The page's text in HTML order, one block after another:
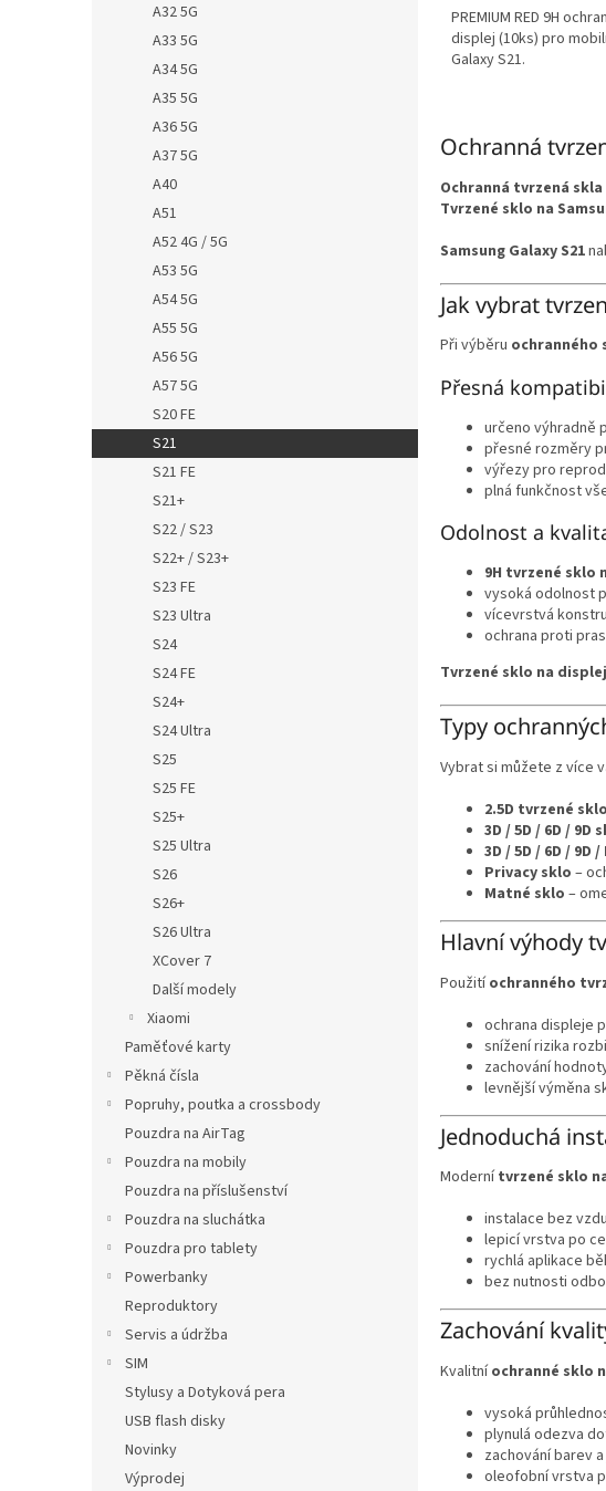
A32 5G
A33 5G
A34 5G
A35 5G
A36 5G
A37 5G
A40
A51
A52 4G / 5G
A53 5G
A54 5G
A55 5G
A56 5G
A57 5G
S20 FE
S21
S21 FE
S21+
S22 / S23
S22+ / S23+
S23 FE
S23 Ultra
S24
S24 FE
S24+
S24 Ultra
S25
S25 FE
S25+
S25 Ultra
S26
S26+
S26 Ultra
XCover 7
Další modely
Xiaomi
Paměťové karty
Pěkná čísla
Popruhy, poutka a crossbody
Pouzdra na AirTag
Pouzdra na mobily
Pouzdra na příslušenství
Pouzdra na sluchátka
Pouzdra pro tablety
Powerbanky
Reproduktory
Servis a údržba
SIM
Stylusy a Dotyková pera
USB flash disky
Novinky
Výprodej
PREMIUM RED 9H
displej (10ks) pro
Galaxy S21.
Ochranná
Ochranná tvrzená
Tvrzené sklo na
Samsung Galaxy S21
Jak vybrat
Při výběru ochranného
Přesná
určeno výhradně
přesné rozměry
výřezy pro
plná funkčnost
Odolnost a
9H tvrzené sklo
vysoká odolnost
vícevrstvá
ochrana proti
Tvrzené sklo na displej
Typy
Vybrat si můžete z více
2.5D tvrzené sklo
3D / 5D / 6D / 9D
3D / 5D / 6D / 9D
Privacy sklo –
Matné sklo –
Hlavní výhody
Použitíochranného
ochrana displeje
snížení rizika
zachování
levnější výměna
Jednoduchá
Modernítvrzené sklo
instalace bez
lepicí vrstva po
rychlá aplikace
bez nutnosti
Zachování
Kvalitníochranné sklo
vysoká
plynulá odezva
zachování barev
oleofobní vrstva